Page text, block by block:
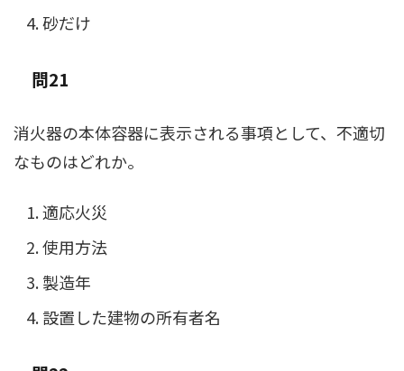
砂だけ
問21
消火器の本体容器に表示される事項として、不適切
なものはどれか。
適応火災
使用方法
製造年
設置した建物の所有者名